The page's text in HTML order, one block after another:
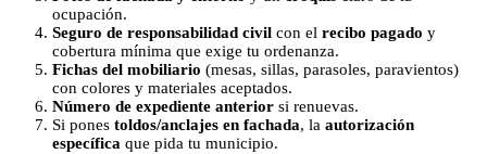
ocupación.
Seguro de responsabilidad civil con el recibo pagado y
cobertura mínima que exige tu ordenanza.
Fichas del mobiliario (mesas, sillas, parasoles, paravientos)
con colores y materiales aceptados.
Número de expediente anterior si renuevas.
Si pones toldos/anclajes en fachada, la autorización
específica que pida tu municipio.